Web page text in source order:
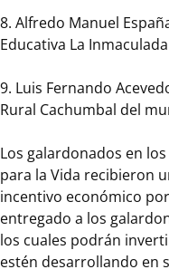
8. Alfredo Manuel
Educativa La
9. Luis Fernando
Rural Cachumbal del
Los galardonados en
para la Vida recibieron
incentivo económico
entregado a los
los cuales podrán
estén desarrollando en
Yexica
Saldarriaga
Roldán
Ángela
Cristina
Valencia
Ramírez
De
la